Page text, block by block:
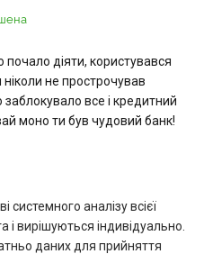
діяти, користувався
не прострочував
все і кредитний
моно ти був чудовий банк!
системного аналізу всієї
і вирішуються індивідуально.
даних для прийняття